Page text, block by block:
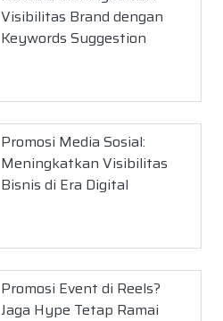
Visibilitas Brand dengan
Keywords Suggestion
Promosi Media Sosial:
Meningkatkan Visibilitas
Bisnis di Era Digital
Promosi Event di Reels?
Jaga Hype Tetap Ramai